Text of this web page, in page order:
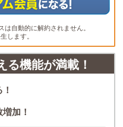
自動的に解約されません。
します。
る機能が満載！
加！